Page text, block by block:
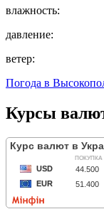
влажность:
давление:
ветер:
Погода в
Курсы